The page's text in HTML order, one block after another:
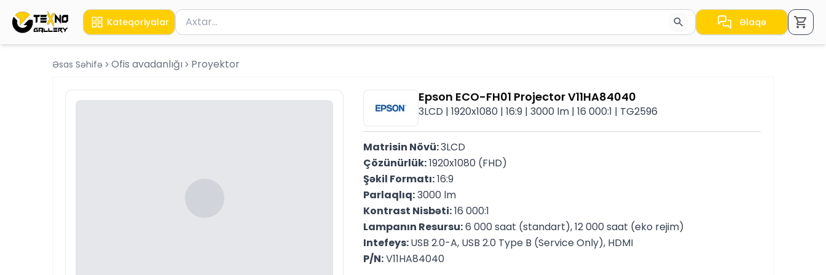
Kateqoriyalar Məhsul axtar
Axtarış üçün ən azı 2 simvol yazın. Göndərmək üçün Enter düyməsini basın və ya nəticələr arasında keçid etmək üçün ox
Əlaqə
Əsas Səhifə Ofis avadanlığı Proyektor
Epson ECO-FH01 Projector V11HA84040
3LCD | 1920x1080 | 16:9 | 3000 lm | 16 000:1 | TG2596
Matrisin Növü: 3LCD
Çözünürlük: 1920x1080 (FHD)
Şəkil Formatı: 16:9
Parlaqlıq: 3000 lm
Kontrast Nisbəti: 16 000:1
Lampanın Resursu: 6 000 saat (standart), 12 000 saat (eko rejim)
Intefeys: USB 2.0-A, USB 2.0 Type B (Service Only), HDMI
P/N: V11HA84040